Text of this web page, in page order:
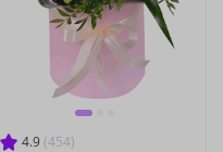
4.9 (454)